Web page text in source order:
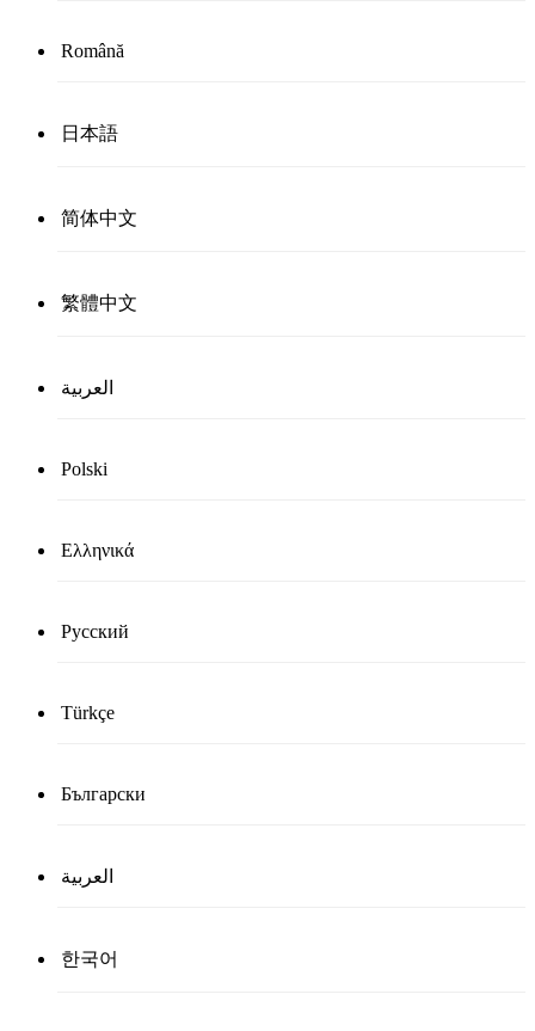
Română
日本語
简体中文
繁體中文
العربية
Polski
Ελληνικά
Русский
Türkçe
Български
العربية
한국어